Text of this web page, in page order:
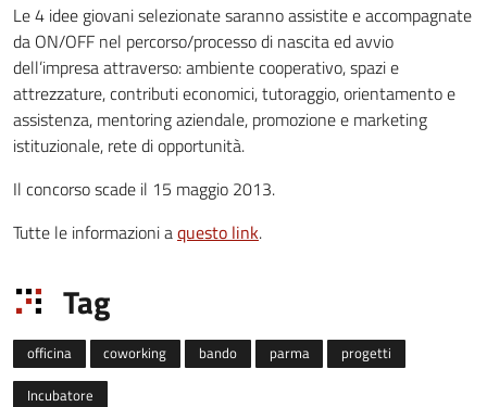
Le 4 idee giovani selezionate saranno assistite e accompagnate
da ON/OFF nel percorso/processo di nascita ed avvio
dell’impresa attraverso: ambiente cooperativo, spazi e
attrezzature, contributi economici, tutoraggio, orientamento e
assistenza, mentoring aziendale, promozione e marketing
istituzionale, rete di opportunità.
Il concorso scade il 15 maggio 2013.
Tutte le informazioni aquesto link.
Tag
officina coworking bando parma
progetti
Incubatore